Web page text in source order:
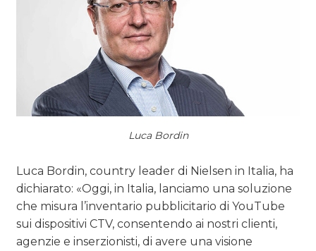
Luca Bordin
Luca Bordin, country leader di Nielsen in Italia, ha
dichiarato: «Oggi, in Italia, lanciamo una soluzione
che misura l’inventario pubblicitario di YouTube
sui dispositivi CTV, consentendo ai nostri clienti,
agenzie e inserzionisti, di avere una visione